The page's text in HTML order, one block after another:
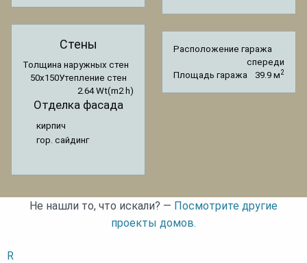
Стены
Толщина наружных стен
50x150Утепление стен
2.64 Wt(m2 h)
Отделка фасада
кирпич
гор. сайдинг
Расположение гаража
спереди
Площадь гаража
39.9 м2
Не нашли то, что искали? — Посмотрите другие
проекты домов.
R